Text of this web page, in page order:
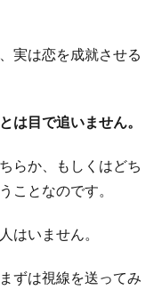
実は恋を成就させる
は目で追いません。
らか、もしくはどち
ことなのです。
はいません。
ずは視線を送ってみ